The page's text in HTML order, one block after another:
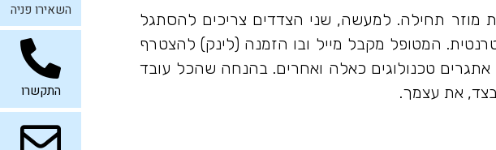
מוזר תחילה. למעשה, שני הצדדים צריכים להסתגל
המטופל מקבל מייל ובו הזמנה (לינק) להצטרף
טכנולוגים כאלה ואחרים. בהנחה שהכל עובד
את עצמך.
השאירו פניה
התקשרו